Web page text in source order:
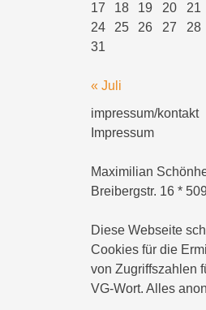
17
18 19 20 21
24
25 26 27 28
31
« Juli
impressum/kontakt
Impressum
Maximilian
Breibergstr. 16 *
Diese Webseite
Cookies für die
von Zugriffszahlen
VG-Wort. Alles